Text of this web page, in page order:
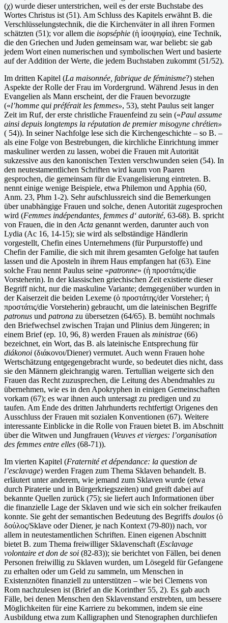
(χ) wurde dieser unterstrichen, weil es der erste Buchstabe des
Wortes Christus ist (51). Am Schluss des Kapitels erwähnt B. die
Verschlüsselungstechnik, die die Kirchenväter in all ihren Formen
schätzten (51); vor allem die isopséphie (ἡ ἰσοψηφία), eine Technik,
die den Griechen und Juden gemeinsam war, war beliebt: sie gab
jedem Wort einen numerischen und symbolischen Wert und basierte
auf der Addition der Werte, die jedem Buchstaben zukommt (51/52).
Im dritten Kapitel (La maisonnée, fabrique de féminisme?) stehen
Aspekte der Rolle der Frau im Vordergrund. Während Jesus in den
Evangelien als Mann erscheint, der die Frauen bevorzugte
(«l’homme qui préférait les femmes», 53), steht Paulus seit langer
Zeit im Ruf, der erste christliche Frauenfeind zu sein («Paul assume
ainsi depuis longtemps la réputation de premier misogyne chrétien»
( 54)). In seiner Nachfolge lese sich die Kirchengeschichte – so B. –
als eine Folge von Bestrebungen, die kirchliche Einrichtung immer
maskuliner werden zu lassen, wobei die Frauen mit Autorität
sukzessive aus den kanonischen Texten verschwunden seien (54). In
den neutestamentlichen Schriften wird kaum von Paaren
gesprochen, die gemeinsam für die Evangelisierung eintreten. B.
nennt einige wenige Beispiele, etwa Philemon und Apphia (60,
Anm. 23, Phm 1-2). Sehr aufschlussreich sind die Bemerkungen
über unabhängige Frauen und solche, denen Autorität zugesprochen
wird (Femmes indépendantes, femmes d‘ autorité, 63-68). B. spricht
von Frauen, die in den Acta genannt werden, darunter auch von
Lydia (Ac 16, 14-15); sie wird als selbständige Händlerin
vorgestellt, Chefin eines Unternehmens (für Purpurstoffe) und
Chefin der Familie, die sich mit ihrem gesamten Gefolge hat taufen
lassen und die Aposteln in ihrem Haus empfangen hat (63). Eine
solche Frau nennt Paulus seine «patronne» (ἡ προστάτις/die
Vorsteherin). In der klassischen griechischen Zeit existierte dieser
Begriff nicht, nur die maskuline Variante; demgegenüber wurden in
der Kaiserzeit die beiden Lexeme (ὁ προστάτης/der Vorsteher; ἡ
προστάτις/die Vorsteherin) gebraucht, um die lateinischen Begriffe
patronus und patrona zu übersetzen (64/65). B. bemüht nochmals
den Briefwechsel zwischen Trajan und Plinius dem Jüngeren; in
einem Brief (ep. 10, 96, 8) werden Frauen als ministrae (66)
bezeichnet, ein Wort, das B. als lateinische Entsprechung für
diákonoi (διάκονοι/Diener) vermutet. Auch wenn Frauen hohe
Wertschätzung entgegengebracht wurde, so bedeutet dies nicht, dass
sie den Männern gleichrangig waren. Tertullian weigerte sich den
Frauen das Recht zuzusprechen, die Leitung des Abendmahles zu
übernehmen, wie es in den Apokryphen in einigen Gemeinschaften
vorkam (67); es war ihnen auch untersagt zu predigen und zu
taufen. Am Ende des dritten Jahrhunderts rechtfertigt Origenes den
Ausschluss der Frauen mit sozialen Konventionen (67). Weitere
interessante Einblicke in die Rolle von Frauen bietet B. im Abschnitt
über die Witwen und Jungfrauen (Veuves et vierges: l’organisation
des femmes entre elles (68-71)).
Im vierten Kapitel (Fraternité et dépendance: la question de
l’esclavage) werden Fragen zum Thema Sklaven behandelt. B.
erläutert unter anderem, wie jemand zum Sklaven wurde (etwa
durch Piraterie und in Bürgerkriegszeiten) und greift dabei auf
bekannte Quellen zurück (75); sie liefert auch Informationen über
die finanzielle Lage der Sklaven und wie sich ein solcher freikaufen
konnte. Sie geht der semantischen Bedeutung des Begriffs doulos (ὁ
δούλος/Sklave oder Diener, je nach Kontext (79-80)) nach, vor
allem in neutestamentlichen Schriften. Einen eigenen Abschnitt
bietet B. zum Thema freiwilliger Sklavenschaft (Esclavage
volontaire et don de soi (82-83)); sie berichtet von Fällen, bei denen
Personen freiwillig zu Sklaven wurden, um Lösegeld für Gefangene
zu erhalten oder um Geld zu sammeln, um Menschen in
Existenznöten finanziell zu unterstützen – wie bei Clemens von
Rom nachzulesen ist (Brief an die Korinther 55, 2). Es gab auch
Fälle, bei denen Menschen den Sklavenstand erstrebten, um bessere
Möglichkeiten für eine Karriere zu bekommen, indem sie eine
Ausbildung etwa zum Kalligraphen und Stenographen durchliefen